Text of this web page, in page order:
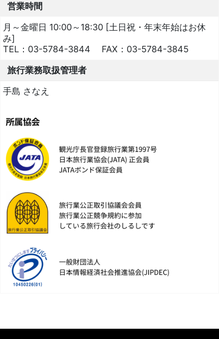
営業時間
月～金曜日 10:00～18:30 [土日祝・年末年始はお休
み]
TEL： 03-5784-3844 FAX： 03-5784-3845
旅行業務取扱管理者
手島 さなえ